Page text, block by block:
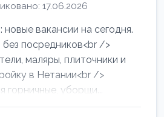
17.06.2026
вакансии на сегодня.
посредников<br />
маляры, плиточники и
в Нетании<br />
уборщи...